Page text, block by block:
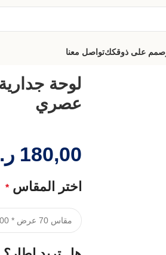
صمم على ذوقككتواصل معنا
لوحة
عصري
180,00
اختر المقاس *